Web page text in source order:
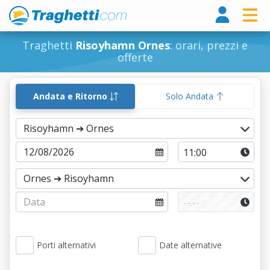
Traghetti Risoyhamn Ornes: orari, prezzi e
offerte
Andata e Ritorno Solo Andata
Porti alternativi Date alternative